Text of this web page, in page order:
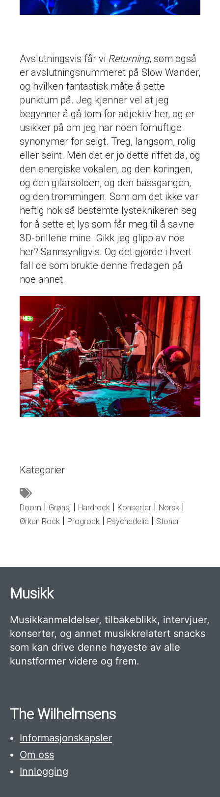
Avslutningsvis får vi Returning, som også
er avslutningsnummeret på Slow Wander,
og hvilken fantastisk måte å sette
punktum på. Jeg kjenner vel at jeg
begynner å gå tom for adjektiv her, og er
usikker på om jeg har noen fornuftige
synonymer for seigt. Treg, langsom, rolig
eller seint. Men det er jo dette riffet da, og
den energiske vokalen, og den koringen,
og den gitarsoloen, og den bassgangen,
og den trommingen. Som om det ikke var
heftig nok så bestemte lysteknikeren seg
for å sette et lys som får meg til å savne
3D-brillene mine. Gikk jeg glipp av noe
her? Sannsynligvis. Og det gjorde i hvert
fall de som brukte denne fredagen på
noe annet.
Kategorier
Doom Grønsj Hardrock Konserter
Norsk
Ørken Rock
Progrock Psychedelia Stoner
Musikk
Musikkanmeldelser, tilbakeblikk, intervjuer,
konserter, og annet musikkrelatert snacks
som kan drive denne høyeste av alle
kunstformer videre og frem.
The Wilhelmsens
Informasjonskapsler
Om oss
Innlogging